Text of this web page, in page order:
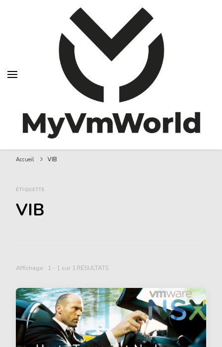
MyVMworld
Accueil VIB
ÉTIQUETTE
VIB
Affichage : 1 - 1 sur 1 RÉSULTATS